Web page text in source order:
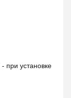
- при установке